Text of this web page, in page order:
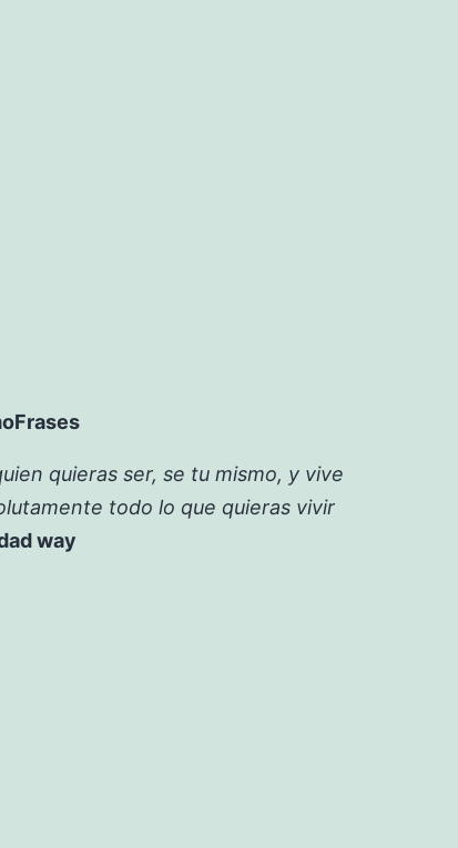
quieras ser, se tu mismo, y vive
todo lo que quieras vivir
way